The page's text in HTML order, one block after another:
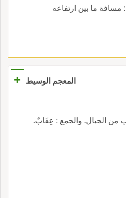
مسافة ما بين ارتفاعه
المعجم الوسيط +
من الجبال. والجمع : عِقَابٌ.